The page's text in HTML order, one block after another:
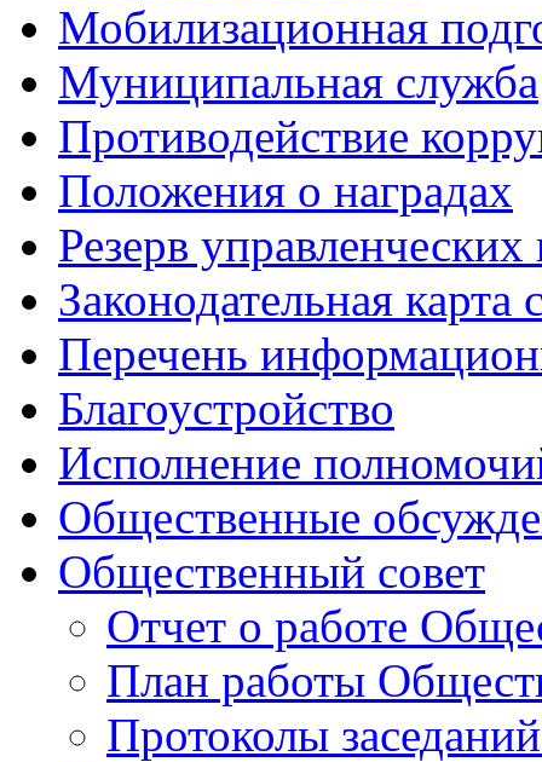
Мобилизационная
Муниципальная служба
Противодействие
Положения о наградах
Резерв
Законодательная карта
Перечень
Благоустройство
Исполнение
Общественные
Общественный совет
Отчет о работе
План работы
Протоколы